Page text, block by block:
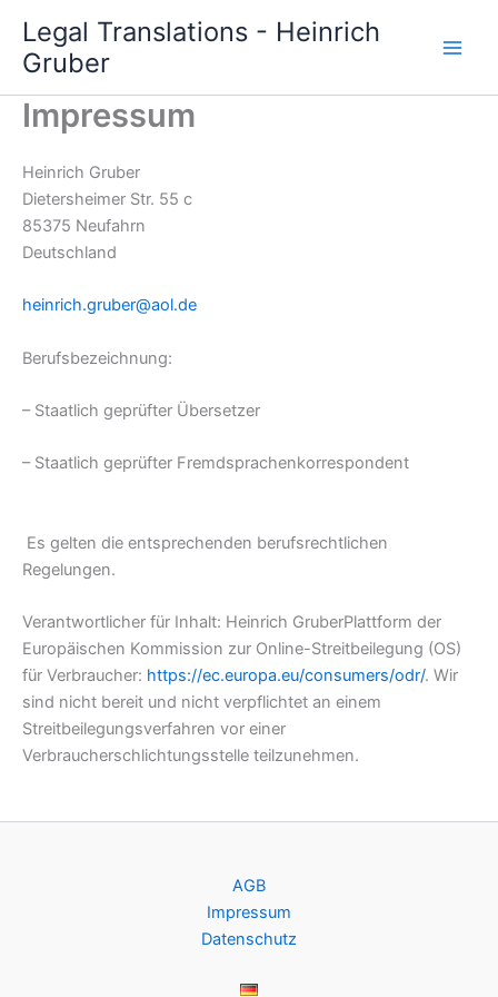
Inhalt
springen
Legal Translations - Heinrich
Gruber
Impressum
Heinrich Gruber
Dietersheimer Str. 55 c
85375 Neufahrn
Deutschland
heinrich.gruber@aol.de
Berufsbezeichnung:
– Staatlich geprüfter Übersetzer
– Staatlich geprüfter Fremdsprachenkorrespondent
Es gelten die entsprechenden berufsrechtlichen
Regelungen.
Verantwortlicher für Inhalt: Heinrich GruberPlattform der
Europäischen Kommission zur Online-Streitbeilegung (OS)
für Verbraucher: https://ec.europa.eu/consumers/odr/. Wir
sind nicht bereit und nicht verpflichtet an einem
Streitbeilegungsverfahren vor einer
Verbraucherschlichtungsstelle teilzunehmen.
AGB
Impressum
Datenschutz